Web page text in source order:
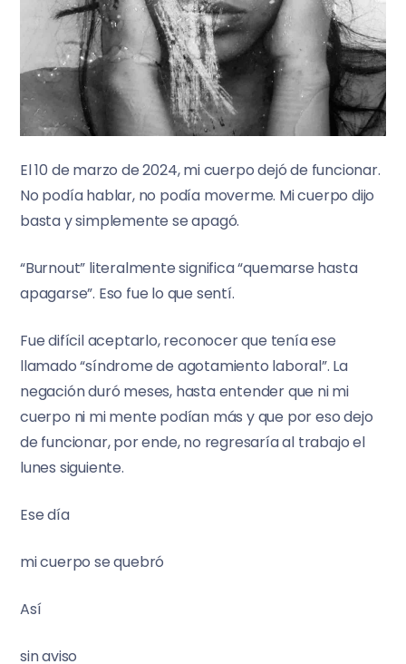
El 10 de marzo de 2024, mi cuerpo dejó de funcionar.
No podía hablar, no podía moverme. Mi cuerpo dijo
basta y simplemente se apagó.
“Burnout” literalmente significa “quemarse hasta
apagarse”. Eso fue lo que sentí.
Fue difícil aceptarlo, reconocer que tenía ese
llamado “síndrome de agotamiento laboral”. La
negación duró meses, hasta entender que ni mi
cuerpo ni mi mente podían más y que por eso dejo
de funcionar, por ende, no regresaría al trabajo el
lunes siguiente.
Ese día
mi cuerpo se quebró
Así
sin aviso